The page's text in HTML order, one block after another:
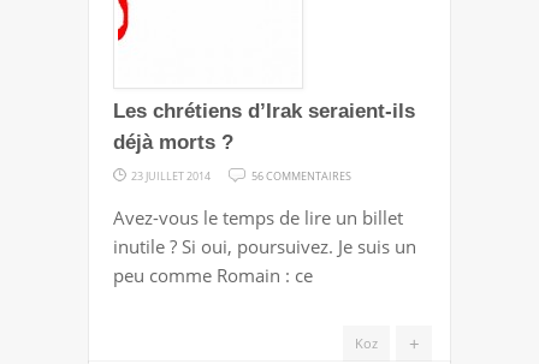
Les chrétiens d’Irak seraient-ils
déjà morts ?
23 JUILLET 2014 56 COMMENTAIRES
CHRÉTIENS
D’IRAK
DÉJÀ
Avez-vous le temps de lire un billet
inutile ? Si oui, poursuivez. Je suis un
peu comme Romain : ce
+
Koz